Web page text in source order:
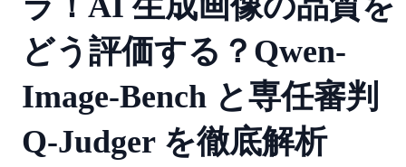
どう評価する？Qwen-
Image-Bench と専任審判
Q-Judger を徹底解析